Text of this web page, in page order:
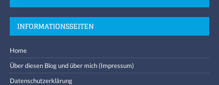
INFORMATIONSSEITEN
Home
Über diesen Blog und über mich (Impressum)
Datenschutzerklärung